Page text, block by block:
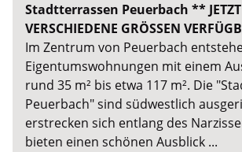
Stadtterrassen Peuerbach **
VERSCHIEDENE GRÖSSEN
Im Zentrum von Peuerbach
Eigentumswohnungen mit einem
rund 35 m² bis etwa 117 m². Die
Peuerbach" sind südwestlich
erstrecken sich entlang des
bieten einen schönen Ausblick ...